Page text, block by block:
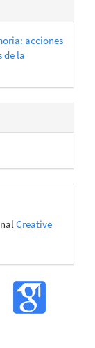
acciones
de la
Creative